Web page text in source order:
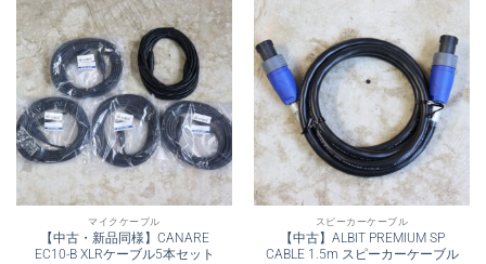
マイクケーブル
【中古・新品同様】CANARE
EC10-B XLRケーブル5本セット
スピーカーケーブル
【中古】ALBIT PREMIUM SP
CABLE 1.5m スピーカーケーブル